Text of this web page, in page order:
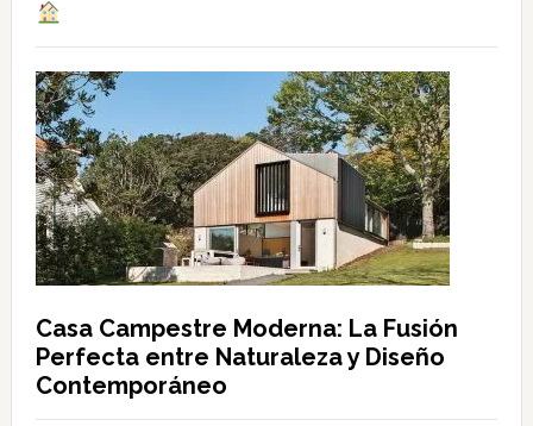
Casa Campestre Moderna: La Fusión
Perfecta entre Naturaleza y Diseño
Contemporáneo